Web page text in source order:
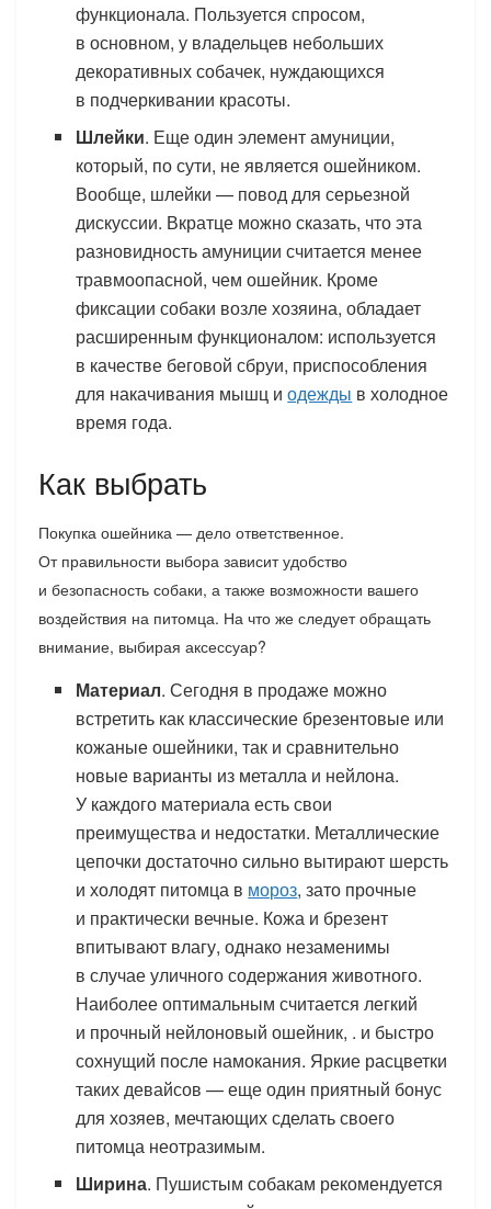
функционала. Пользуется спросом,
в основном, у владельцев небольших
декоративных собачек, нуждающихся
в подчеркивании красоты.
Шлейки. Еще один элемент амуниции,
который, по сути, не является ошейником.
Вообще, шлейки — повод для серьезной
дискуссии. Вкратце можно сказать, что эта
разновидность амуниции считается менее
травмоопасной, чем ошейник. Кроме
фиксации собаки возле хозяина, обладает
расширенным функционалом: используется
в качестве беговой сбруи, приспособления
для накачивания мышц иодежды в холодное
время года.
Как выбрать
Покупка ошейника — дело ответственное.
От правильности выбора зависит удобство
и безопасность собаки, а также возможности вашего
воздействия на питомца. На что же следует обращать
внимание, выбирая аксессуар?
Материал. Сегодня в продаже можно
встретить как классические брезентовые или
кожаные ошейники, так и сравнительно
новые варианты из металла и нейлона.
У каждого материала есть свои
преимущества и недостатки. Металлические
цепочки достаточно сильно вытирают шерсть
и холодят питомца в мороз, зато прочные
и практически вечные. Кожа и брезент
впитывают влагу, однако незаменимы
в случае уличного содержания животного.
Наиболее оптимальным считается легкий
и прочный нейлоновый ошейник, . и быстро
сохнущий после намокания. Яркие расцветки
таких девайсов — еще один приятный бонус
для хозяев, мечтающих сделать своего
питомца неотразимым.
Ширина. Пушистым собакам рекомендуется